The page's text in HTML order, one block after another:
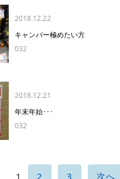
2018.12.22
キャンバー極めたい方
032
2018.12.21
年末年始･･･
032
1 2 3 次へ